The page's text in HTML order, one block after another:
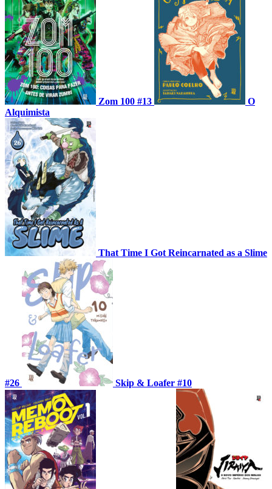
Zom 100 #13
O
Alquimista
That Time I Got Reincarnated as a Slime
#26 Skip & Loafer #10